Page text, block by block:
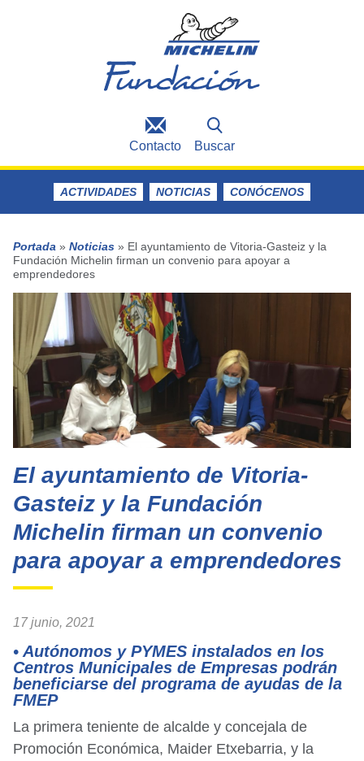
Contacto Buscar
ACTIVIDADES NOTICIAS CONÓCENOS
Portada » Noticias » El ayuntamiento de Vitoria-Gasteiz y la
Fundación Michelin firman un convenio para apoyar a
emprendedores
El ayuntamiento de Vitoria-
Gasteiz y la Fundación
Michelin firman un convenio
para apoyar a emprendedores
17 junio, 2021
• Autónomos y PYMES instalados en los
Centros Municipales de Empresas podrán
beneficiarse del programa de ayudas de la
FMEP
La primera teniente de alcalde y concejala de
Promoción Económica, Maider Etxebarria, y la